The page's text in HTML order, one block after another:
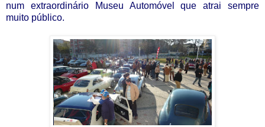
num extraordinário Museu Automóvel que atrai sempre
muito público.